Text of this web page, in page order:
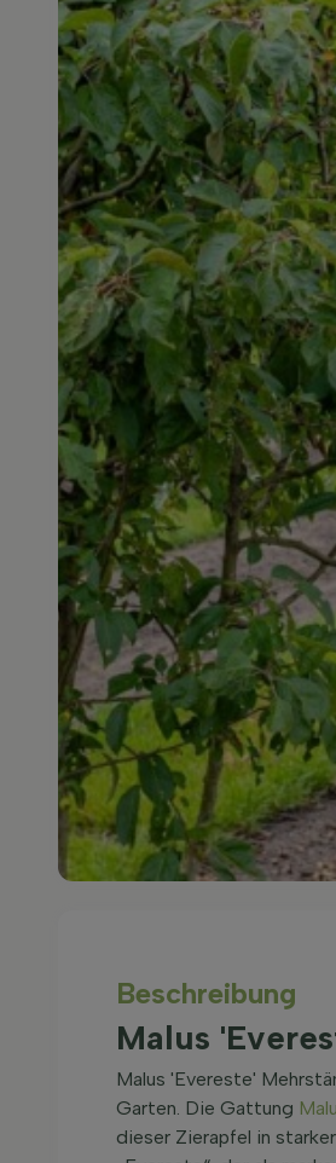
Beschreibung
Malus
Malus 'Evereste'
Garten. Die Gattung
dieser Zierapfel in